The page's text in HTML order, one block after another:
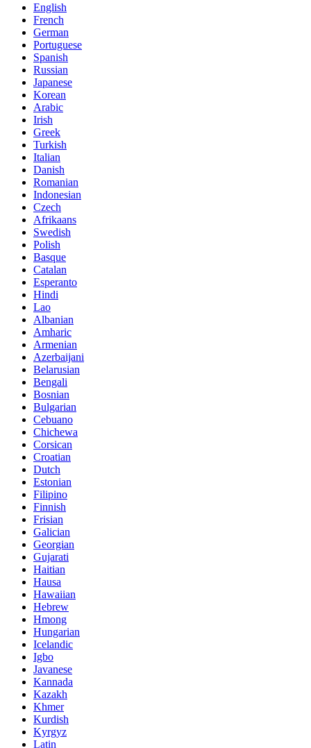
English
French
German
Portuguese
Spanish
Russian
Japanese
Korean
Arabic
Irish
Greek
Turkish
Italian
Danish
Romanian
Indonesian
Czech
Afrikaans
Swedish
Polish
Basque
Catalan
Esperanto
Hindi
Lao
Albanian
Amharic
Armenian
Azerbaijani
Belarusian
Bengali
Bosnian
Bulgarian
Cebuano
Chichewa
Corsican
Croatian
Dutch
Estonian
Filipino
Finnish
Frisian
Galician
Georgian
Gujarati
Haitian
Hausa
Hawaiian
Hebrew
Hmong
Hungarian
Icelandic
Igbo
Javanese
Kannada
Kazakh
Khmer
Kurdish
Kyrgyz
Latin